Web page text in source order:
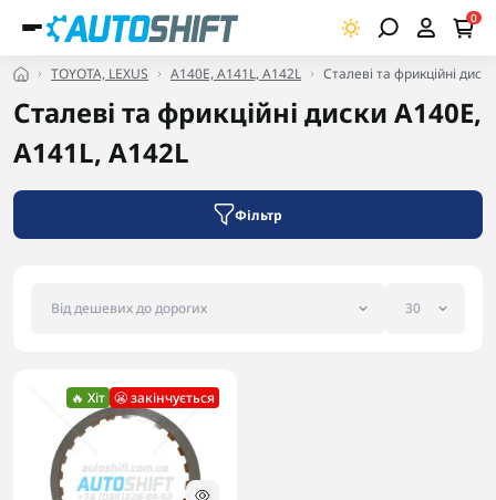
0
TOYOTA, LEXUS A140E, A141L, A142L Сталеві та фрикційні
Сталеві та фрикційні диски A140E,
A141L, A142L
Фільтр
🔥 Хіт 😬 закінчується